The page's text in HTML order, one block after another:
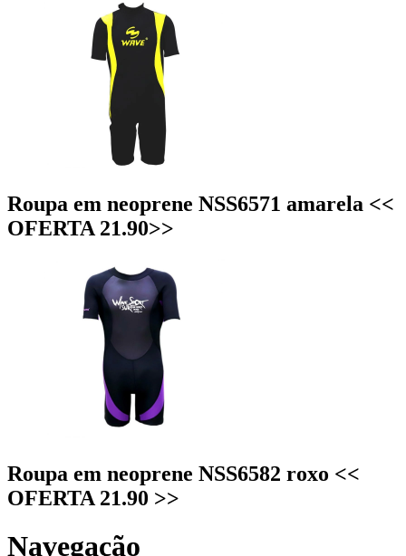
Roupa em neoprene NSS6571 amarela <<
OFERTA 21.90>>
Roupa em neoprene NSS6582 roxo <<
OFERTA 21.90 >>
Navegação